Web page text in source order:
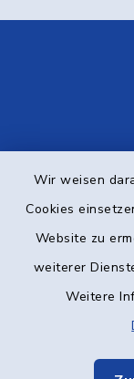
Wir weisen
Cookies
Website zu
weiterer
Weitere